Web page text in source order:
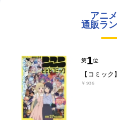
アニ
通販ラ
第1位
【コミッ
￥935